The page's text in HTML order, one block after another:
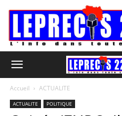
Accueil ACTUALITE
ACTUALITE POLITIQUE